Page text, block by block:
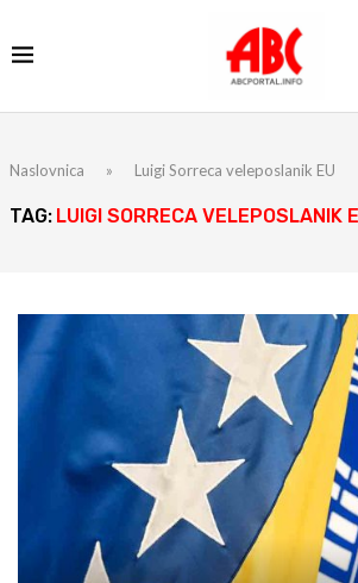
Naslovnica » Luigi Sorreca veleposlanik EU
TAG: LUIGI SORRECA VELEPOSLANIK